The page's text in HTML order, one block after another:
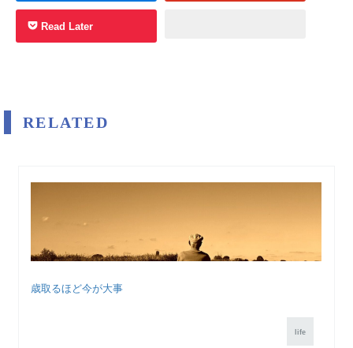
Read Later
RELATED
歳取るほど今が大事
life